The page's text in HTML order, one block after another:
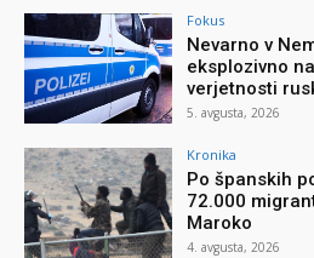
Fokus
Nevarno v
eksplozivno
verjetnosti
5. avgusta, 2026
Kronika
Po španskih
72.000
Maroko
4. avgusta, 2026